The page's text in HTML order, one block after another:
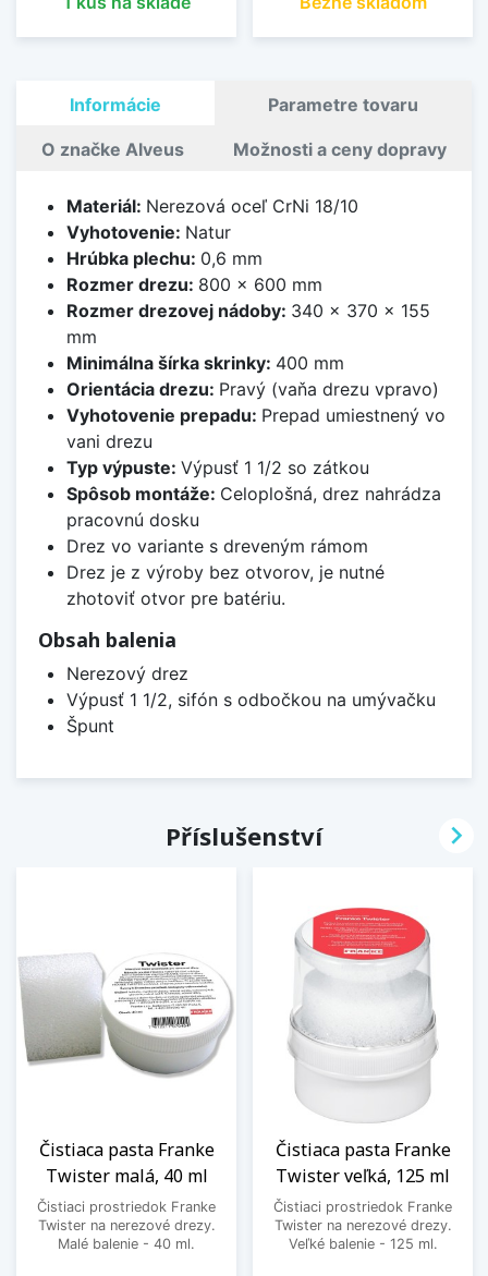
Informácie Parametre tovaru
O značke Alveus Možnosti a ceny dopravy
Materiál: Nerezová oceľ CrNi 18/10
Vyhotovenie: Natur
Hrúbka plechu: 0,6 mm
Rozmer drezu: 800 x 600 mm
Rozmer drezovej nádoby: 340 x 370 x 155
mm
Minimálna šírka skrinky: 400 mm
Orientácia drezu: Pravý (vaňa drezu vpravo)
Vyhotovenie prepadu: Prepad umiestnený vo
vani drezu
Typ výpuste: Výpusť 1 1/2 so zátkou
Spôsob montáže: Celoplošná, drez nahrádza
pracovnú dosku
Drez vo variante s dreveným rámom
Drez je z výroby bez otvorov, je nutné
zhotoviť otvor pre batériu.
Obsah balenia
Nerezový drez
Výpusť 1 1/2, sifón s odbočkou na umývačku
Špunt
Příslušenství
Čistiaca pasta Franke
Twister malá, 40 ml
Čistiaci prostriedok Franke
Twister na nerezové drezy.
Malé balenie - 40 ml.
Čistiaca pasta Franke
Twister veľká, 125 ml
Čistiaci prostriedok Franke
Twister na nerezové drezy.
Veľké balenie - 125 ml.
